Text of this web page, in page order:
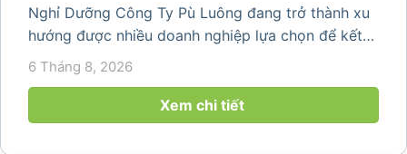
Nghỉ Dưỡng Công Ty Pù Luông đang trở thành xu
hướng được nhiều doanh nghiệp lựa chọn để kết
hợp giữa nghỉ ngơi, tái tạo năng lượng và xây
dựng tinh thần đồng đội. Thay vì những chuyến du
lịch đơn thuần, nhiều công ty...
6 Tháng 8, 2026
Xem chi tiết